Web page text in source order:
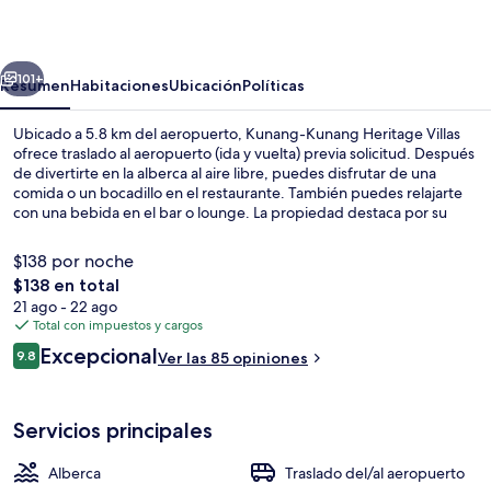
Siguiente
101+
ResumenHabitacionesUbicaciónPolíticas
Ubicado a 5.8 km del aeropuerto, Kunang-Kunang Heritage Villas
ofrece traslado al aeropuerto (ida y vuelta) previa solicitud. Después
de divertirte en la alberca al aire libre, puedes disfrutar de una
comida o un bocadillo en el restaurante. También puedes relajarte
con una bebida en el bar o lounge. La propiedad destaca por su
$138 por noche
El
precio
total
es
de
$138 en total
21 ago - 22 ago
Total con impuestos y cargos
Opiniones
9.89.8 de 10,
ExcepcionalVer las 85 opiniones
Servicios principales
Alberca
Traslado del/al aeropuerto